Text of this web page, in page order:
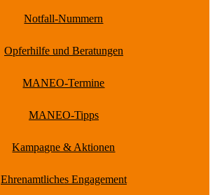
Notfall-Nummern
Opferhilfe und Beratungen
MANEO-Termine
MANEO-Tipps
Kampagne & Aktionen
Ehrenamtliches Engagement